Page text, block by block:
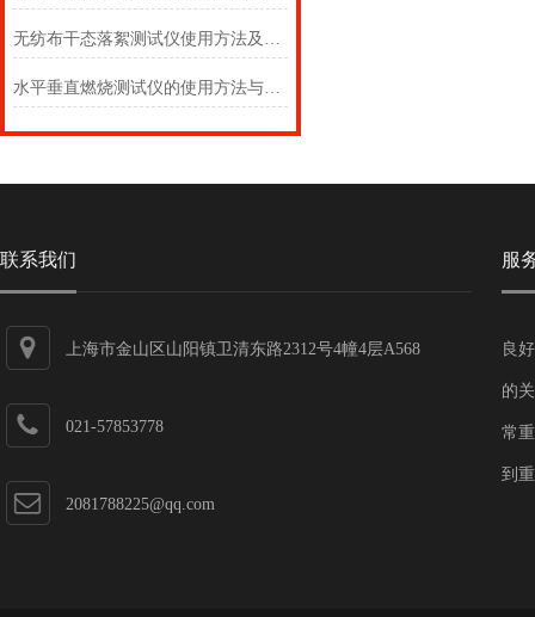
无纺布干态落絮测试仪使用方法及注意事项详解
水平垂直燃烧测试仪的使用方法与注意事项
联系我们
上海市金山区山阳镇卫清东路2312号4幢4层A568
021-57853778
2081788225@qq.com
服
良
的
常
到